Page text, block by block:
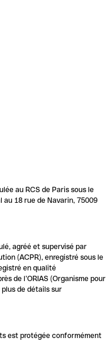
au RCS de Paris sous le
au 18 rue de Navarin, 75009
agréé et supervisé par
(ACPR), enregistré sous le
en qualité
de l’ORIAS (Organisme pour
de détails sur
est protégée conformément